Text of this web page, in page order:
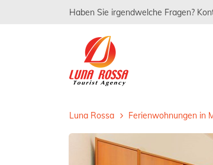
Haben Sie irgendwelche Fragen?
Luna Rossa Ferienwohnungen in